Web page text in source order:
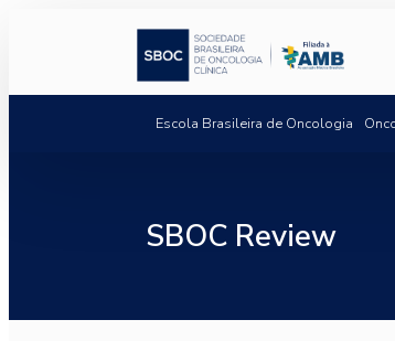
Escola Brasileira de Oncologia
SBOC Review